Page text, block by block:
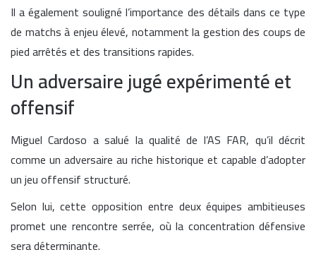
Il a également souligné l’importance des détails dans ce type
de matchs à enjeu élevé, notamment la gestion des coups de
pied arrêtés et des transitions rapides.
Un adversaire jugé expérimenté et
offensif
Miguel Cardoso a salué la qualité de l’AS FAR, qu’il décrit
comme un adversaire au riche historique et capable d’adopter
un jeu offensif structuré.
Selon lui, cette opposition entre deux équipes ambitieuses
promet une rencontre serrée, où la concentration défensive
sera déterminante.